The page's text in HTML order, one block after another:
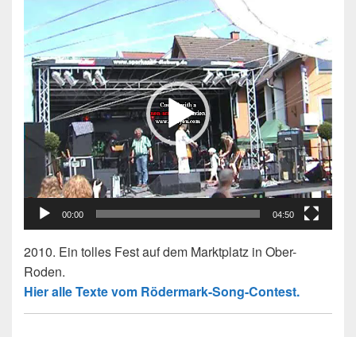
Player
00:00 04:50
2010. Ein tolles Fest auf dem Marktplatz in Ober-
Roden.
Hier alle Texte vom Rödermark-Song-Contest.